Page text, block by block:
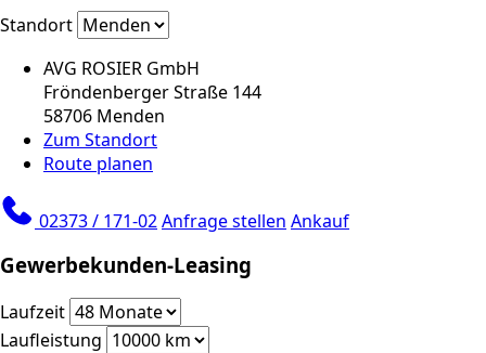
Standort
AVG ROSIER GmbH
Fröndenberger Straße 144
58706 Menden
Zum Standort
Route planen
02373 / 171-02Anfrage stellen Ankauf
Gewerbekunden-Leasing
Laufzeit
Laufleistung